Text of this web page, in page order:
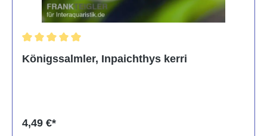
Königssalmler, Inpaichthys kerri
4,49 €*